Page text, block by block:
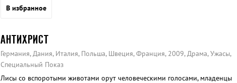
В избранное
АНТИХРИСТ
Германия, Дания, Италия, Польша, Швеция, Франция, 2009, Драма, Ужасы,
Специальный Показ
Лисы со вспоротыми животами орут человеческими голосами, младенцы